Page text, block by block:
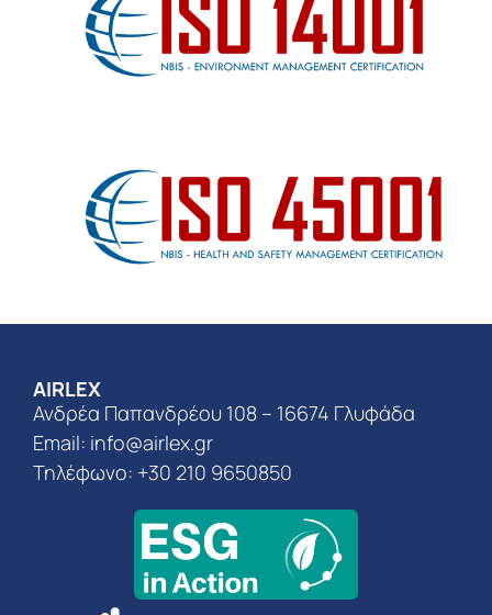
AIRLEX
Ανδρέα Παπανδρέου 108 – 16674 Γλυφάδα
Email: info@airlex.gr
Τηλέφωνο: +30 210 9650850